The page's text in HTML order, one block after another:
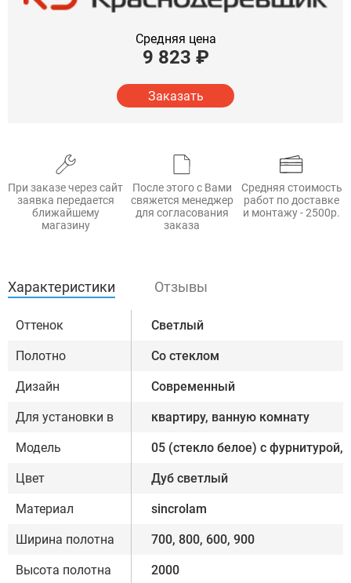
Средняя цена
9 823 ₽
Заказать
При заказе через сайт
заявка передается
ближайшему
магазину
После этого с Вами
свяжется менеджер
для согласования
заказа
Средняя стоимость
работ по доставке
и монтажу - 2500р.
Характеристики Отзывы
Оттенок Светлый
Полотно Со стеклом
Дизайн Современный
Для установки в квартиру, ванную комнату
Модель 05 (стекло белое) с фурнитурой,
Цвет Дуб светлый
Материал sincrolam
Ширина полотна 700, 800, 600, 900
Высота полотна 2000